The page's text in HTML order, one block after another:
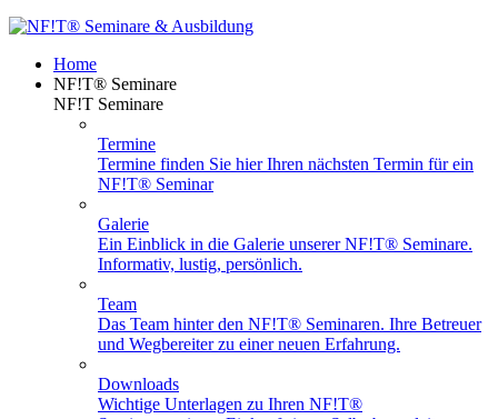
Home
NF!T® Seminare
NF!T Seminare
Termine
Termine finden Sie hier Ihren nächsten Termin für ein
NF!T® Seminar
Galerie
Ein Einblick in die Galerie unserer NF!T® Seminare.
Informativ, lustig, persönlich.
Team
Das Team hinter den NF!T® Seminaren. Ihre Betreuer
und Wegbereiter zu einer neuen Erfahrung.
Downloads
Wichtige Unterlagen zu Ihren NF!T®